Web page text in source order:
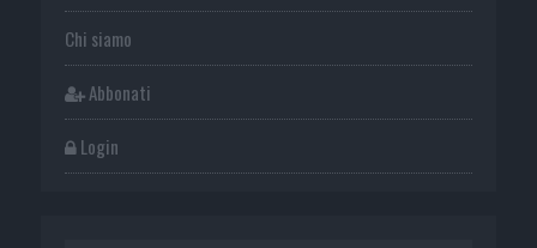
Chi siamo
Abbonati
Login